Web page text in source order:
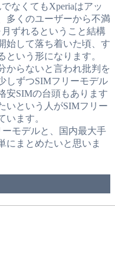
なくてもXperiaはアッ
多くのユーザーから不満
ずれるということ結構
始して落ち着いた頃、す
という形になります。
からないと言われ批判を
しずつSIMフリーモデル
安SIMの台頭もあります
いという人がSIMフリー
います。
ーモデルと、国内最大手
にまとめたいと思いま